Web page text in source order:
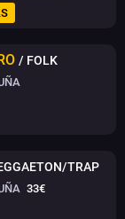
/ FOLK
TRAP
33€